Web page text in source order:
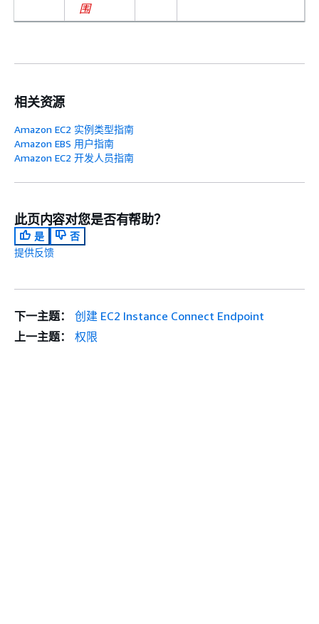
围
相关资源
Amazon EC2 实例类型指南
Amazon EBS 用户指南
Amazon EC2 开发人员指南
此页内容对您是否有帮助？
是
否
提供反馈
下一主题：
创建 EC2 Instance Connect Endpoint
上一主题：
权限